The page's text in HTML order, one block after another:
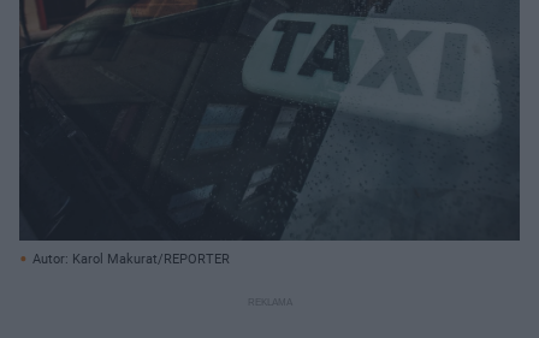
Autor: Karol Makurat/REPORTER